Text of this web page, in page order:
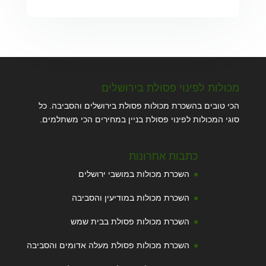
מכולות לפינוי פסולת בירושלים
הכי טובים בהשכרת מכולות פסולת בירושלים והסביבה. כל
סוגי המכולות לפינוי פסולת בניין במחירים הכי משתלמים.
כתבות אחרונות
השכרת מכולות במושבי ירושלים
השכרת מכולות במודיעין והסביבה
השכרת מכולות פסולת בבית שמש
השכרת מכולות פסולת מעלה אדומים והסביבה